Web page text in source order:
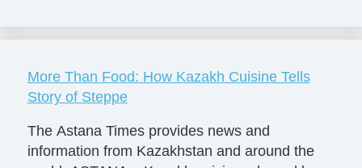
More Than Food: How Kazakh Cuisine Tells
Story of Steppe
The Astana Times provides news and
information from Kazakhstan and around the